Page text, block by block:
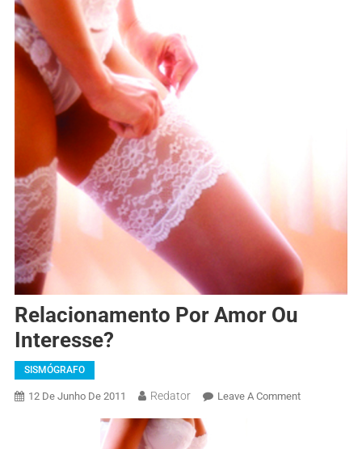
Relacionamento Por Amor Ou
Interesse?
SISMÓGRAFO
12 De Junho De 2011 Redator Leave A Comment